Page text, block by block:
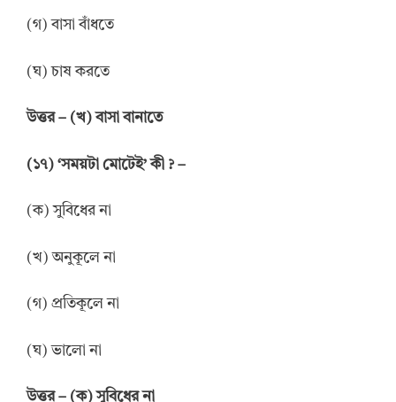
(গ) বাসা বাঁধতে
(ঘ) চাষ করতে
উত্তর – (খ) বাসা বানাতে
(১৭) ‘সময়টা মোটেই’ কী ? –
(ক) সুবিধের না
(খ) অনুকূলে না
(গ) প্রতিকূলে না
(ঘ) ভালো না
উত্তর – (ক) সুবিধের না